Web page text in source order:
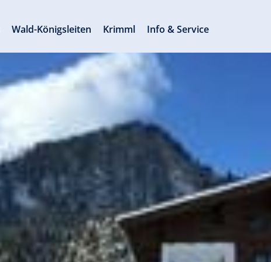
Wald-Königsleiten Krimml Info & Service